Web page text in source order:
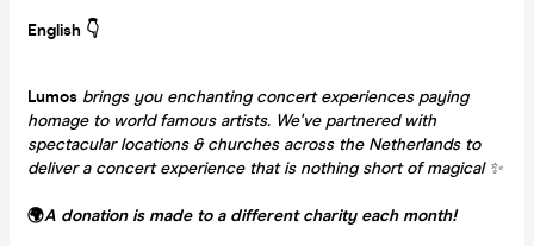
English 👇
Lumos brings you enchanting concert experiences paying
homage to world famous artists. We've partnered with
spectacular locations & churches across the Netherlands to
deliver a concert experience that is nothing short of magical ✨
🌍A donation is made to a different charity each month!